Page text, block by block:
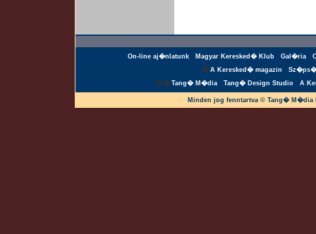
On-line aj�nlatunk Magyar Keresked� Klub Gal�ria
�A Keresked� magazin
��Tang� M�dia Tang� Design Studio A
Minden jog fenntartva © Tang�